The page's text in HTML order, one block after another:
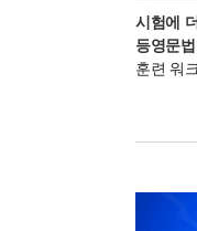
시험에
등영문법
훈련 워